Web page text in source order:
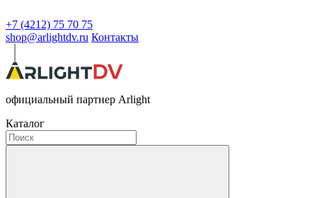
+7 (4212) 75 70 75
shop@arlightdv.ru Контакты
официальный партнер Arlight
Каталог